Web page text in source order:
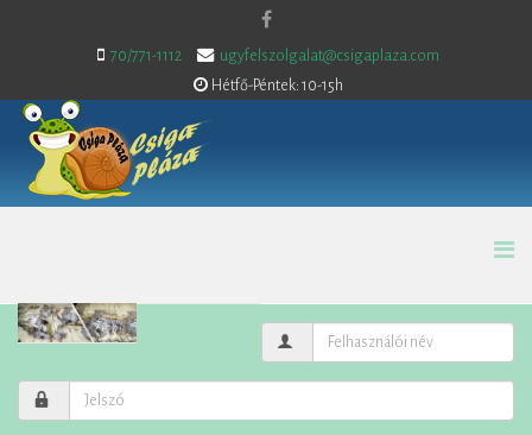
70/771-1112
ugyfelszolgalat@csigaplaza.com
Hétfő-Péntek: 10-15h